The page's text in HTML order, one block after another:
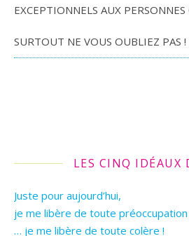
EXCEPTIONNELS AUX
SURTOUT NE VOUS OUBLIEZ PAS !
LES CINQ IDÉAUX
Juste pour aujourd’hui,
je me libère de toute préoccupation
… je me libère de toute colère !